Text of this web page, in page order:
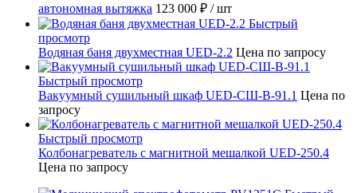
автономная вытяжка 123 000 ₽ / шт
Быстрый
просмотр
Водяная баня двухместная UED-2.2 Цена по запросу
Быстрый просмотр
Вакуумный сушильный шкаф UED-СШ-В-91.1 Цена по
запросу
Быстрый просмотр
Колбонагреватель с магнитной мешалкой UED-250.4
Цена по запросу